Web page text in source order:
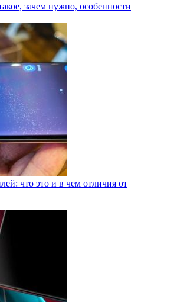
зачем нужно, особенности
что это и в чем отличия от